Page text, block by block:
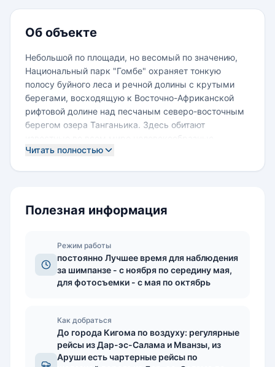
Об объекте
Небольшой по площади, но весомый по значению,
Национальный парк "Гомбе" охраняет тонкую
полосу буйного леса и речной долины с крутыми
берегами, восходящую к Восточно-Африканской
рифтовой долине над песчаным северо-восточным
берегом озера Танганьика. Здесь обитают
известные во всем мире человекообразные
приматы - привыкшее к людям общество шимпанзе,
является наиболее длительным исследованием
подобного рода в мире.
поэтому, чтобы различать вздохи, уханье и визги, в
репертуаре которых узнаются знаменитости,
влиятельные лица и второстепенные персонажи,
никакая научная экспертиза не требуется. Заглянув
читается узнавание, преодолевающее самый узкий
из всех межвидовых барьеров.
Богато представлены и другие приматы:
Читать полностью
Полезная информация
Режим работы
постоянно Лучшее время для наблюдения
за шимпанзе - с ноября по середину мая,
для фотосъемки - с мая по октябрь
Как добраться
До города Кигома по воздуху: регулярные
рейсы из Дар-эс-Салама и Мванзы, из
Аруши есть чартерные рейсы по